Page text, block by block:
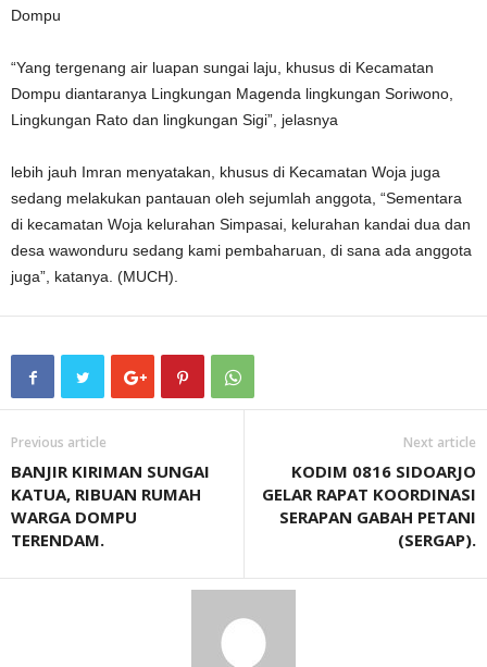
Dompu
“Yang tergenang air luapan sungai laju, khusus di Kecamatan
Dompu diantaranya Lingkungan Magenda lingkungan Soriwono,
Lingkungan Rato dan lingkungan Sigi”, jelasnya
lebih jauh Imran menyatakan, khusus di Kecamatan Woja juga
sedang melakukan pantauan oleh sejumlah anggota, “Sementara
di kecamatan Woja kelurahan Simpasai, kelurahan kandai dua dan
desa wawonduru sedang kami pembaharuan, di sana ada anggota
juga”, katanya. (MUCH).
Previous article
BANJIR KIRIMAN SUNGAI
KATUA, RIBUAN RUMAH
WARGA DOMPU
TERENDAM.
Next article
KODIM 0816 SIDOARJO
GELAR RAPAT KOORDINASI
SERAPAN GABAH PETANI
(SERGAP).